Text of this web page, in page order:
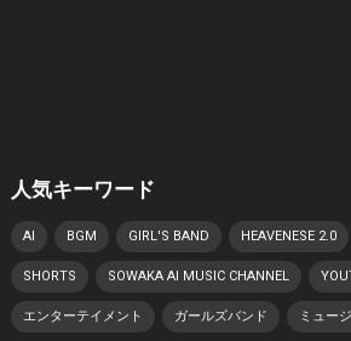
人気キーワード
AI BGM GIRL'S BAND HEAVENESE 2.0
SHORTS SOWAKA AI MUSIC CHANNEL
エンターテイメント ガールズバンド ミュー